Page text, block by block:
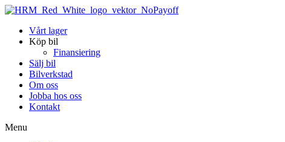
Vårt lager
Köp bil
Finansiering
Sälj bil
Bilverkstad
Om oss
Jobba hos oss
Kontakt
Menu